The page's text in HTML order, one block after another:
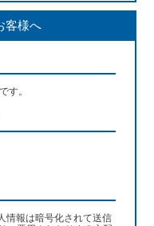
客様へ
す。
情報は暗号化されて送信